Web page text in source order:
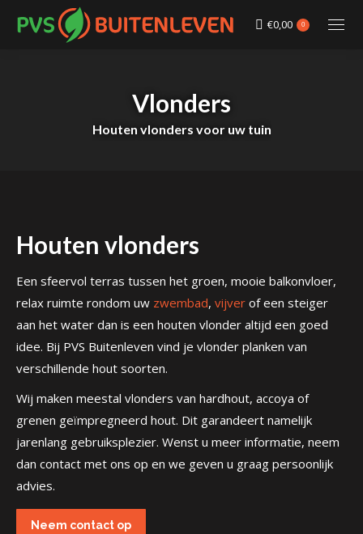
€0,00 0
Vlonders
Houten vlonders voor uw tuin
Houten vlonders
Een sfeervol terras tussen het groen, mooie balkonvloer,
relax ruimte rondom uw zwembad, vijver of een steiger
aan het water dan is een houten vlonder altijd een goed
idee. Bij PVS Buitenleven vind je vlonder planken van
verschillende hout soorten.
Wij maken meestal vlonders van hardhout, accoya of
grenen geïmpregneerd hout. Dit garandeert namelijk
jarenlang gebruiksplezier. Wenst u meer informatie, neem
dan contact met ons op en we geven u graag persoonlijk
advies.
Neem contact op